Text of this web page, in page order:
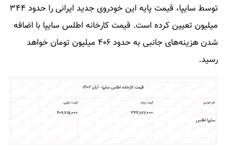
توسط سایپا، قیمت پایه این خودروی جدید ایرانی را حدود ۳۴۴
میلیون تعیین کرده است. قیمت کارخانه اطلس سایپا با اضافه
شدن هزینه‌های جانبی به حدود ۴۰۶ میلیون تومان خواهد
رسید.